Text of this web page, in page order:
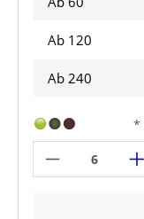
Ab 120
Ab 240
*